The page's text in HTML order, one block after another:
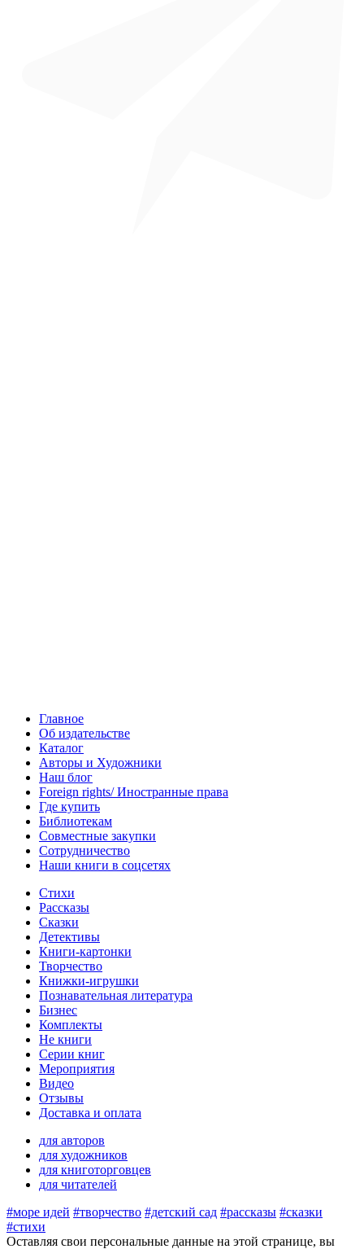
Главное
Об издательстве
Каталог
Авторы и Художники
Наш блог
Foreign rights/ Иностранные права
Где купить
Библиотекам
Совместные закупки
Сотрудничество
Наши книги в соцсетях
Стихи
Рассказы
Сказки
Детективы
Книги-картонки
Творчество
Книжки-игрушки
Познавательная литература
Бизнес
Комплекты
Не книги
Серии книг
Мероприятия
Видео
Отзывы
Доставка и оплата
для авторов
для художников
для книготорговцев
для читателей
#море идей #творчество #детский сад #рассказы #сказки
#стихи
Оставляя свои персональные данные на этой странице, вы